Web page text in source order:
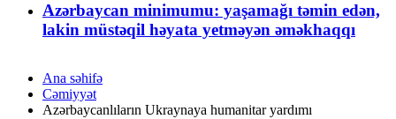
Azərbaycan minimumu: yaşamağı təmin edən,
lakin müstəqil həyata yetməyən əməkhaqqı
Ana səhifə
Cəmiyyət
Azərbaycanlıların Ukraynaya humanitar yardımı